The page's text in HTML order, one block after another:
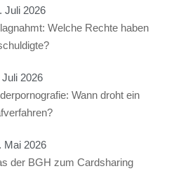
Juli 2026
Welche Rechte haben
Juli 2026
Wann droht ein
Mai 2026
der BGH zum Cardsharing